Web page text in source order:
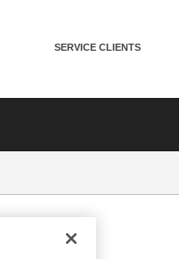
SERVICE CLIENTS